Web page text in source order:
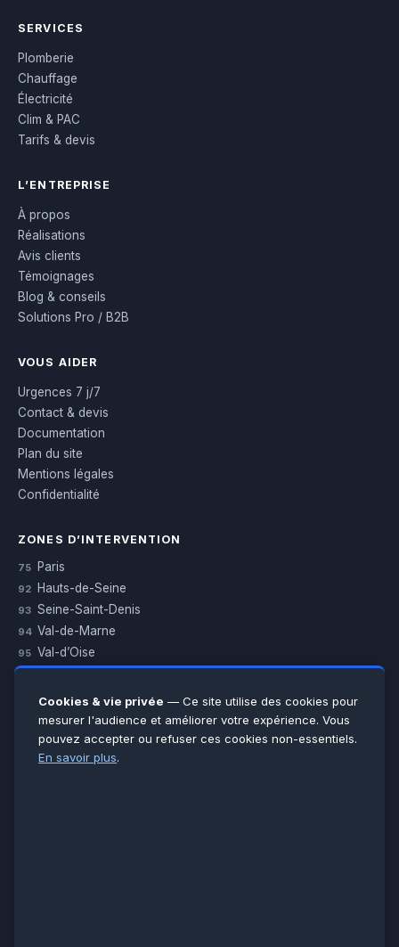
SERVICES
Plomberie
Chauffage
Électricité
Clim & PAC
Tarifs & devis
L’ENTREPRISE
À propos
Réalisations
Avis clients
Témoignages
Blog & conseils
Solutions Pro / B2B
VOUS AIDER
Urgences 7 j/7
Contact & devis
Documentation
Plan du site
Mentions légales
Confidentialité
ZONES D’INTERVENTION
75 Paris
92 Hauts-de-Seine
93 Seine-Saint-Denis
94 Val-de-Marne
95 Val-d’Oise
Essonne
Seine-et-Marne
Voir toutes les villes →
Cookies & vie privée — Ce site utilise des cookies pour
mesurer l'audience et améliorer votre expérience. Vous
pouvez accepter ou refuser ces cookies non-essentiels.
En savoir plus.